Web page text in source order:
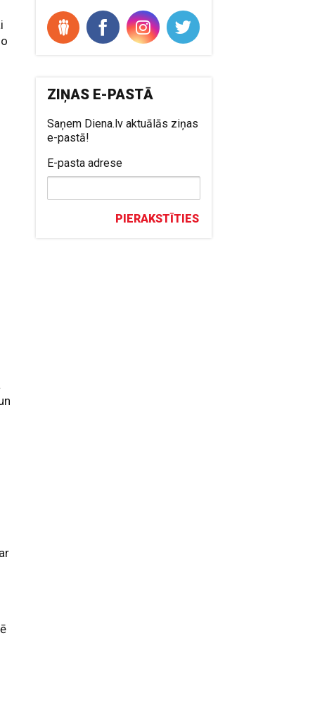
ZIŅAS E-PASTĀ
Saņem Diena.lv aktuālās ziņas
e-pastā!
E-pasta adrese
PIERAKSTĪTIES